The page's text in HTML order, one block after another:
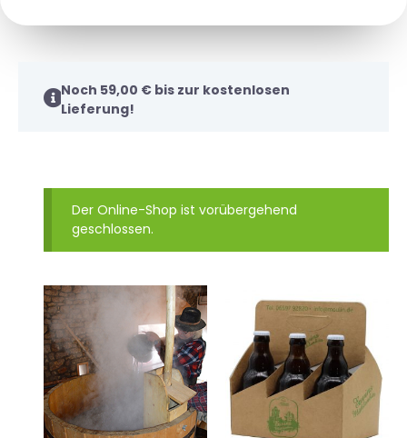
Noch 59,00 € bis zur kostenlosen
Lieferung!
Der Online-Shop ist vorübergehend
geschlossen.